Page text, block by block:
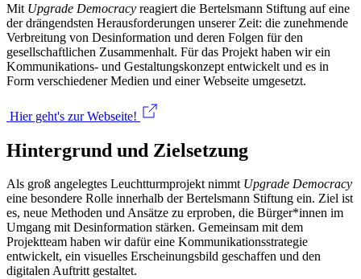
Mit Upgrade Democracy reagiert die Bertelsmann Stiftung auf eine
der drängendsten Herausforderungen unserer Zeit: die zunehmende
Verbreitung von Desinformation und deren Folgen für den
gesellschaftlichen Zusammenhalt. Für das Projekt haben wir ein
Kommunikations- und Gestaltungskonzept entwickelt und es in
Form verschiedener Medien und einer Webseite umgesetzt.
Hier geht's zur Webseite!
Hintergrund und Zielsetzung
Als groß angelegtes Leuchtturmprojekt nimmt Upgrade Democracy
eine besondere Rolle innerhalb der Bertelsmann Stiftung ein. Ziel ist
es, neue Methoden und Ansätze zu erproben, die Bürger*innen im
Umgang mit Desinformation stärken. Gemeinsam mit dem
Projektteam haben wir dafür eine Kommunikationsstrategie
entwickelt, ein visuelles Erscheinungsbild geschaffen und den
digitalen Auftritt gestaltet.